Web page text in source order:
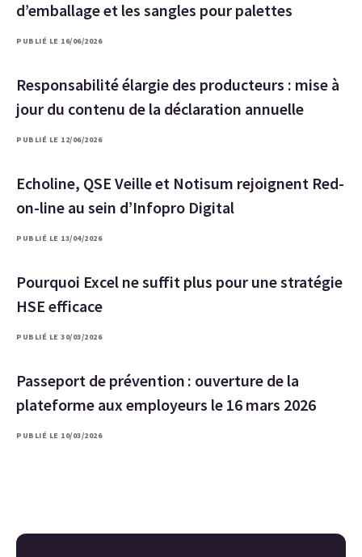
d’emballage et les sangles pour palettes
PUBLIÉ LE 16/06/2026
Responsabilité élargie des producteurs : mise à
jour du contenu de la déclaration annuelle
PUBLIÉ LE 12/06/2026
Echoline, QSE Veille et Notisum rejoignent Red-
on-line au sein d’Infopro Digital
PUBLIÉ LE 13/04/2026
Pourquoi Excel ne suffit plus pour une stratégie
HSE efficace
PUBLIÉ LE 30/03/2026
Passeport de prévention : ouverture de la
plateforme aux employeurs le 16 mars 2026
PUBLIÉ LE 10/03/2026